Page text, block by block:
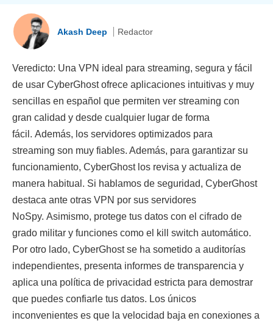
Akash Deep Redactor
Veredicto: Una VPN ideal para streaming, segura y fácil
de usar CyberGhost ofrece aplicaciones intuitivas y muy
sencillas en español que permiten ver streaming con
gran calidad y desde cualquier lugar de forma
fácil. Además, los servidores optimizados para
streaming son muy fiables. Además, para garantizar su
funcionamiento, CyberGhost los revisa y actualiza de
manera habitual. Si hablamos de seguridad, CyberGhost
destaca ante otras VPN por sus servidores
NoSpy. Asimismo, protege tus datos con el cifrado de
grado militar y funciones como el kill switch automático.
Por otro lado, CyberGhost se ha sometido a auditorías
independientes, presenta informes de transparencia y
aplica una política de privacidad estricta para demostrar
que puedes confiarle tus datos. Los únicos
inconvenientes es que la velocidad baja en conexiones a